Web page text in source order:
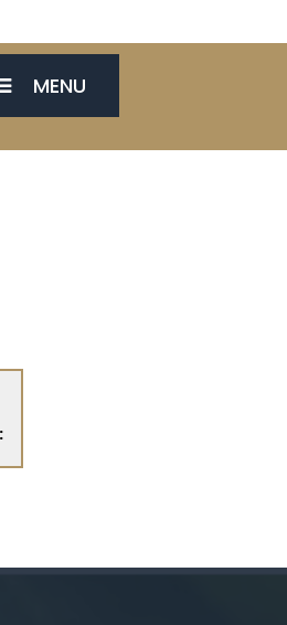
MENU